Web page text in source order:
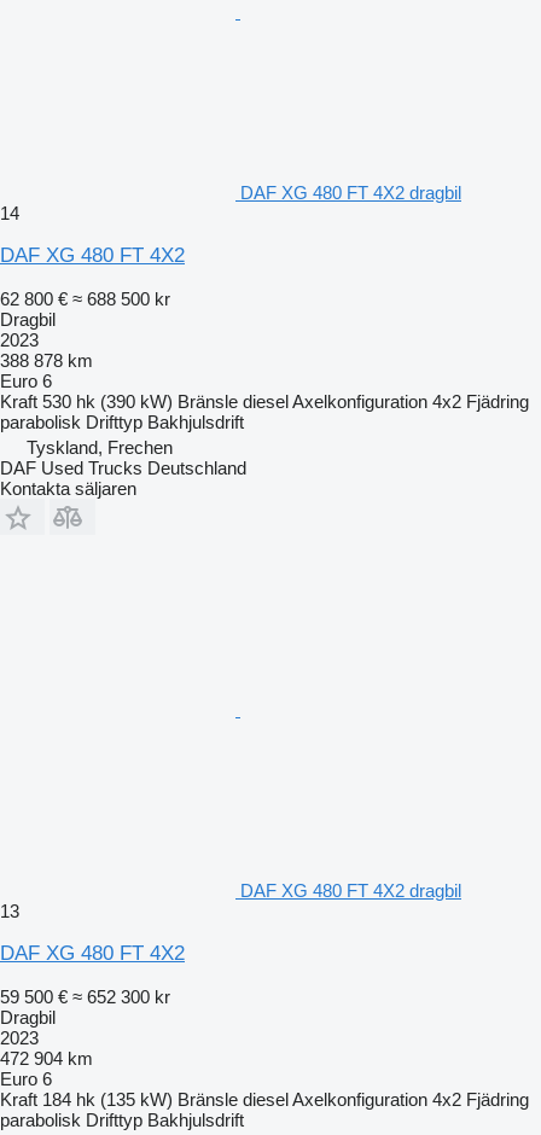
DAF XG 480 FT 4X2 dragbil
14
DAF XG 480 FT 4X2
62 800 € ≈ 688 500 kr
Dragbil
2023
388 878 km
Euro 6
Kraft 530 hk (390 kW) Bränsle dieselAxelkonfiguration 4x2 Fjädring
parabolisk Drifttyp Bakhjulsdrift
Tyskland, Frechen
DAF Used Trucks Deutschland
Kontakta säljaren
DAF XG 480 FT 4X2 dragbil
13
DAF XG 480 FT 4X2
59 500 € ≈ 652 300 kr
Dragbil
2023
472 904 km
Euro 6
Kraft 184 hk (135 kW) Bränsle dieselAxelkonfiguration 4x2 Fjädring
parabolisk Drifttyp Bakhjulsdrift